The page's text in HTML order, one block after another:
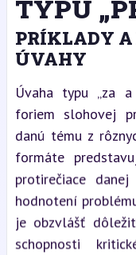
TYPU
PRÍKLADY
ÚVAHY
Úvaha typu „za
foriem slohovej
danú tému z
formáte
protirečiace
hodnotení
je obzvlášť
schopnosti